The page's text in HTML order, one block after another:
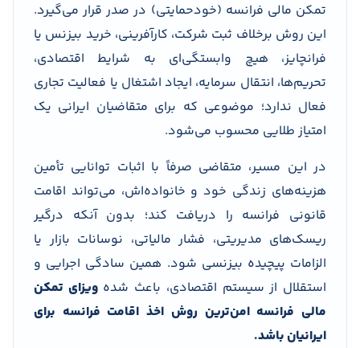
تمکن مالی فرانسه (خودحمایتی) در صدر قرار می‌گیرد.
این روش برخلاف ثبت شرکت، کارآفرینی، خرید بیزنس یا
فرانچایز، هیچ وابستگی‌ای به شرایط اقتصادی،
تحریم‌ها، انتقال سرمایه، ایجاد اشتغال یا فعالیت تجاری
فعال ندارد؛ موضوعی که برای متقاضیان ایرانی یک
امتیاز طلایی محسوب می‌شود.
در این مسیر، متقاضی صرفاً با اثبات توانایی تأمین
هزینه‌های زندگی خود و خانواده‌اش، می‌تواند اقامت
قانونی فرانسه را دریافت کند؛ بدون آنکه درگیر
ریسک‌های مدیریتی، فشار مالیاتی، نوسانات بازار یا
الزامات پیچیده بیزنسی شود. همین سادگی اجرایی و
استقلال از سیستم اقتصادی، باعث شدهویزای تمکن
مالی فرانسه امن‌ترین روش اخذ اقامت فرانسه برای
ایرانیان باشد.